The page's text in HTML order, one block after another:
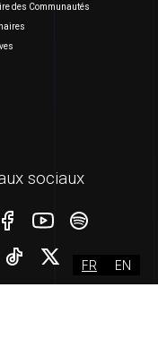
des Communautés
sociaux
FR EN